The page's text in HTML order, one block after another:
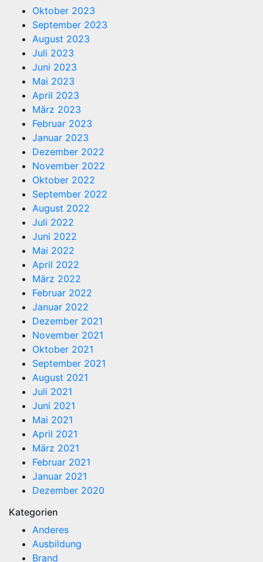
Oktober 2023
September 2023
August 2023
Juli 2023
Juni 2023
Mai 2023
April 2023
März 2023
Februar 2023
Januar 2023
Dezember 2022
November 2022
Oktober 2022
September 2022
August 2022
Juli 2022
Juni 2022
Mai 2022
April 2022
März 2022
Februar 2022
Januar 2022
Dezember 2021
November 2021
Oktober 2021
September 2021
August 2021
Juli 2021
Juni 2021
Mai 2021
April 2021
März 2021
Februar 2021
Januar 2021
Dezember 2020
Kategorien
Anderes
Ausbildung
Brand